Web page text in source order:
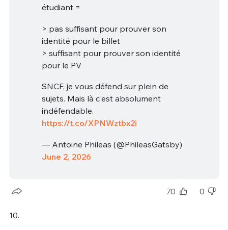
étudiant =
> pas suffisant pour prouver son
identité pour le billet
> suffisant pour prouver son identité
pour le PV
SNCF, je vous défend sur plein de
sujets. Mais là c'est absolument
indéfendable.
https://t.co/XPNWztbx2i
— Antoine Phileas (@PhileasGatsby)
June 2, 2026
70 0
10.